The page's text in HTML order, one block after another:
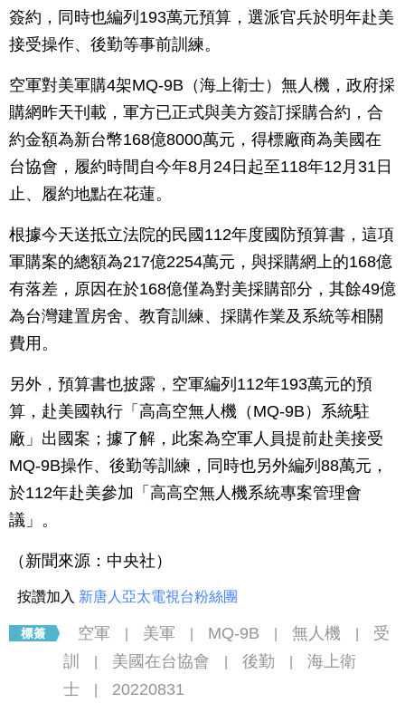
簽約，同時也編列193萬元預算，選派官兵於明年赴美
接受操作、後勤等事前訓練。
空軍對美軍購4架MQ-9B（海上衛士）無人機，政府採
購網昨天刊載，軍方已正式與美方簽訂採購合約，合
約金額為新台幣168億8000萬元，得標廠商為美國在
台協會，履約時間自今年8月24日起至118年12月31日
止、履約地點在花蓮。
根據今天送抵立法院的民國112年度國防預算書，這項
軍購案的總額為217億2254萬元，與採購網上的168億
有落差，原因在於168億僅為對美採購部分，其餘49億
為台灣建置房舍、教育訓練、採購作業及系統等相關
費用。
另外，預算書也披露，空軍編列112年193萬元的預
算，赴美國執行「高高空無人機（MQ-9B）系統駐
廠」出國案；據了解，此案為空軍人員提前赴美接受
MQ-9B操作、後勤等訓練，同時也另外編列88萬元，
於112年赴美參加「高高空無人機系統專案管理會
議」。
（新聞來源：中央社）
按讚加入 新唐人亞太電視台粉絲團
空軍 美軍 MQ-9B 無人機
受
訓
美國在台協會 後勤
海上衛
士
20220831